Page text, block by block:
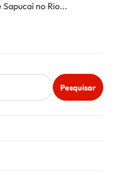
no Rio...
Pesquisar